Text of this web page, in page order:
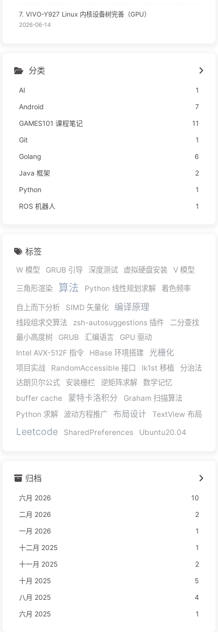
7. VIVO-Y927 Linux 内核设备树完善（GPU）
2026-06-14
分类
AI
1
Android
7
GAMES101 课程笔记
11
Git
1
Golang
6
Java 框架
2
Python
1
ROS 机器人
1
标签
W 模型 GRUB 引导 深度测试 虚拟硬盘安装
V 模型
三角形渲染
算法 Python 线性规划求解 着色频率
自上而下分析 SIMD 矢量化 编译原理
线段组求交算法 zsh-autosuggestions 插件
二分查找
最小高度树
GRUB 汇编语言
GPU 驱动
Intel AVX-512F 指令
HBase 环境搭建 光栅化
项目实战 RandomAccessible 接口 lk1st 移植
分治法
达朗贝尔公式
安装栅栏 逆矩阵求解
数学记忆
buffer cache
蒙特卡洛积分
Graham 扫描算法
Python 求解
波动方程推广 布局设计 TextView 布局
Leetcode SharedPreferences Ubuntu20.04
归档
六月 2026
10
二月 2026
2
一月 2026
1
十二月 2025
1
十一月 2025
2
十月 2025
5
八月 2025
4
六月 2025
1